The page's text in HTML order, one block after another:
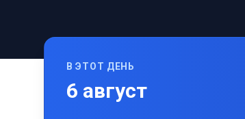
В ЭТОТ ДЕНЬ
6 август